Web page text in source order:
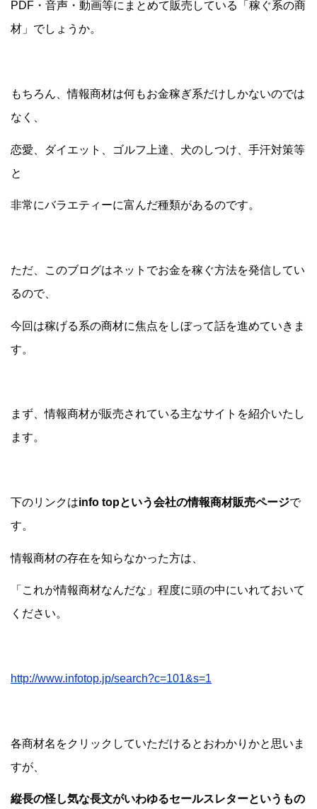
PDF・音声・動画等にまとめて販売している「稼ぐ系の商
材」でしょうか。
もちろん、情報商材は何もお金稼ぎ系だけしかないのでは
なく、
恋愛、ダイエット、ゴルフ上達、犬のしつけ、手汗対策等
と
非常にバラエティーに富んだ種類があるのです。
ただ、このブログはネットでお金を稼ぐ方法を発信してい
るので、
今回は稼げる系の商材に焦点をしぼって話を進めていきま
す。
まず、情報商材が販売されている主なサイトを紹介いたし
ます。
下のリンクはinfo topという会社の情報商材販売ページで
す。
情報商材の存在を知らなかった方は、
「これが情報商材なんだな」程度に頭の中にいれておいて
ください。
http://www.infotop.jp/search?c=101&s=1
各商材名をクリックしていただけるとおわかりかと思いま
すが、
縦長の怪し気な長文がいわゆるセールスレターというもの